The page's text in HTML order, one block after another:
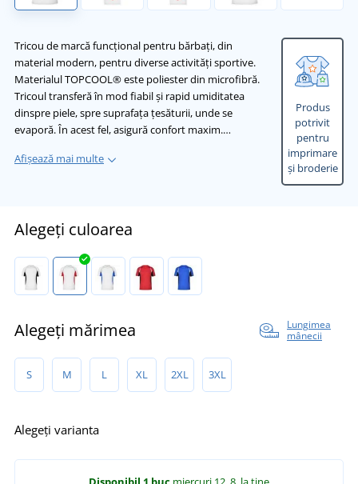
Tricou de marcă funcțional pentru bărbați, din
material modern, pentru diverse activități sportive.
Materialul TOPCOOL® este poliester din microfibră.
Tricoul transferă în mod fiabil și rapid umiditatea
dinspre piele, spre suprafața țesăturii, unde se
evaporă. În acest fel, asigură confort maxim.…
Afișează mai multe
Produs
potrivit
pentru
imprimare
și broderie
Alegeți culoarea
Alegeți mărimea
Lungimea
mânecii
S M L XL 2XL 3XL
Alegeți varianta